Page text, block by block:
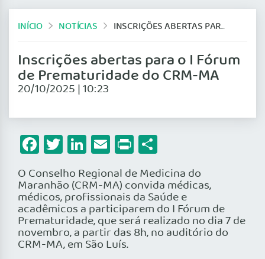
INÍCIO NOTÍCIAS INSCRIÇÕES ABERTAS PARA O I FÓRUM DE PREMATURIDADE DO CRM-MA
Inscrições abertas para o I Fórum
de Prematuridade do CRM-MA
20/10/2025 | 10:23
Facebook
Twitter
LinkedIn
Email
Print
O Conselho Regional de Medicina do
Maranhão (CRM-MA) convida médicas,
médicos, profissionais da Saúde e
acadêmicos a participarem do I Fórum de
Prematuridade, que será realizado no dia 7 de
novembro, a partir das 8h, no auditório do
CRM-MA, em São Luís.